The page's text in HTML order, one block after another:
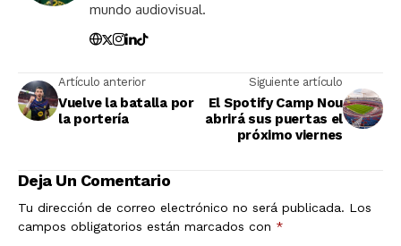
mundo audiovisual.
Artículo anterior
Vuelve la batalla por
la portería
Siguiente artículo
El Spotify Camp Nou
abrirá sus puertas el
próximo viernes
Deja Un Comentario
Tu dirección de correo electrónico no será publicada. Los
campos obligatorios están marcados con *